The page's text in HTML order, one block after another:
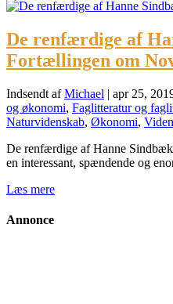
De renfærdige af
Fortællingen om
Indsendt afMichael | apr 25,
og økonomi, Faglitteratur og
Naturvidenskab, Økonomi,
De renfærdige af Hanne
en interessant, spændende og
Læs mere
Annonce